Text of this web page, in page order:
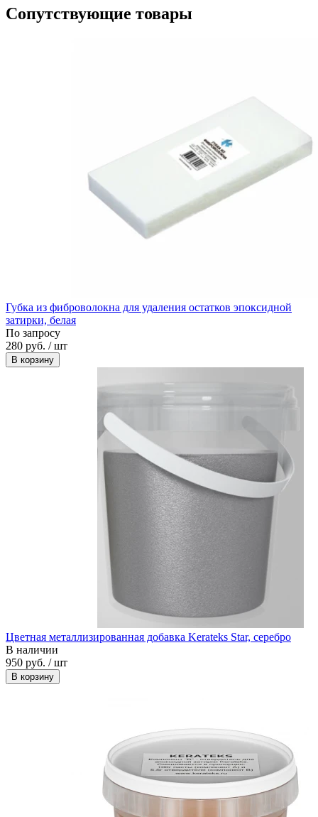
Сопутствующие товары
Губка из фиброволокна для удаления остатков эпоксидной
затирки, белая
По запросу
280 руб. / шт
В корзину
Цветная металлизированная добавка Kerateks Star, серебро
В наличии
950 руб. / шт
В корзину